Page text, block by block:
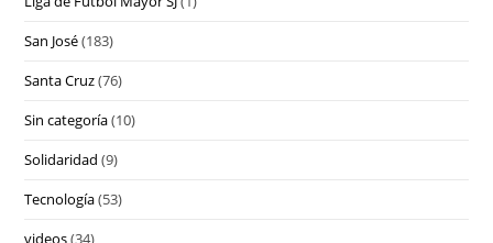
San José(183)
Santa Cruz(76)
Sin categoría(10)
Solidaridad (9)
Tecnología(53)
videos(34)